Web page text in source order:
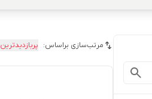
مرتب‌سازی براساس: پربازدیدترین